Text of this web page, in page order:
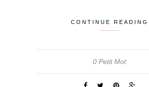
CONTINUE READING
0 Petit Mot